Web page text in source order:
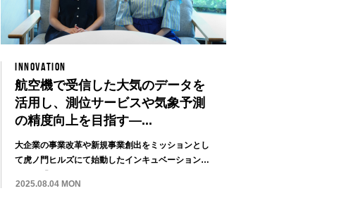
INNOVATION
航空機で受信した大気のデータを
活用し、測位サービスや気象予測
の精度向上を目指す—...
大企業の事業改革や新規事業創出をミッションとし
て虎ノ門ヒルズにて始動したインキュベーションセ
2025.08.04 MON